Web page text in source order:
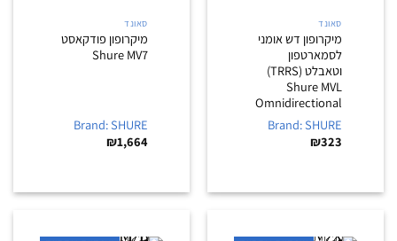
סאונד
מיקרופון דש אומני
לסמארטפון
וטאבלט (TRRS)
Shure MVL
Omnidirectional
Brand: SHURE
₪323
סאונד
מיקרופון פודקאסט
Shure MV7
Brand: SHURE
₪1,664